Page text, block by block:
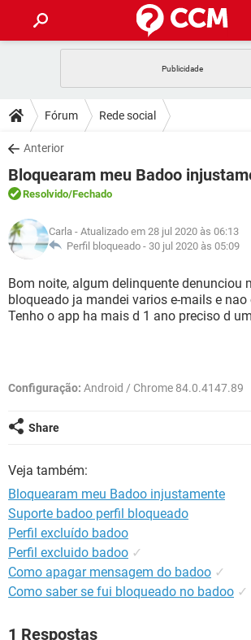
CELULAR
OUTLOOK
INSTAGRAM GMAIL
GUIA DE COMPRAS
DICAS
JOGOS
OUTLOOK
INSTAGRAM
GUIA DE COMPRAS
DOWNLOADS
JOGOS WHATSAPP
CELULAR
OUTLOOK EXCEL
INSTAGRAM
GUIA DE COMPRAS
FÓRUM
JOGOS
CELULAR FACEBOOK
INSTAGRAM GMAIL
GLOSSÁRIO
JOGOS
CELULAR FACEBOOK
OUTLOOK EXCEL
Fórum Rede social
Anterior
Bloquearam meu Badoo
Resolvido/Fechado
Carla - Atualizado em 28 jul 2020 às 06:13
Perfil bloqueado - 30 jul 2020 às 05:09
Bom noite, algum delinquente denunciou
bloqueado ja mandei varios e-mails e nao
Tenho o app ha mais d 1 ano preciso d
Configuração: Android / Chrome 84.0.4147.89
Share
Veja também:
Bloquearam meu Badoo injustamente
Suporte badoo perfil bloqueado
Perfil excluído badoo
Perfil excluido badoo ✓
Como apagar mensagem do badoo ✓
Como saber se fui bloqueado no badoo ✓
1 Respostas